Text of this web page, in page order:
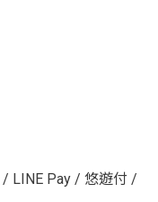
/ LINE Pay / 悠遊付 /